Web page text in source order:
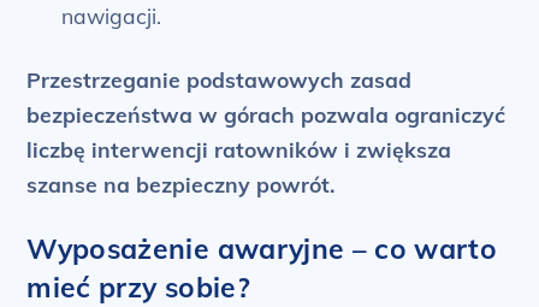
nawigacji.
Przestrzeganie podstawowych zasad
bezpieczeństwa w górach pozwala ograniczyć
liczbę interwencji ratowników i zwiększa
szanse na bezpieczny powrót.
Wyposażenie awaryjne – co warto
mieć przy sobie?